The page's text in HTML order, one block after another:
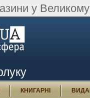
у
КНИГАРНІ